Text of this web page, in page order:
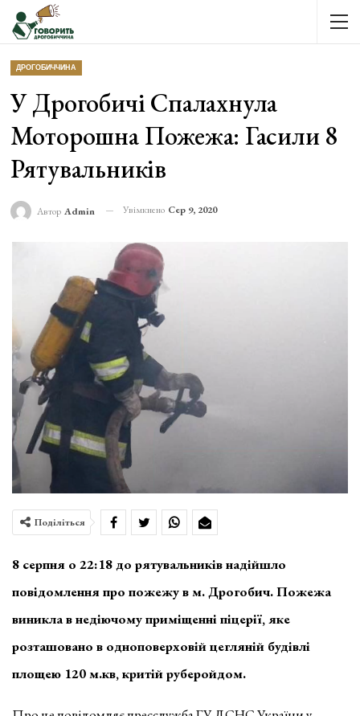
ДРОГОБИЧЧИНА
У Дрогобичі Спалахнула
Моторошна Пожежа: Гасили 8
Рятувальників
Автор Admin Увімкнено Сер 9, 2020
Поділіться
8 серпня о 22:18 до рятувальників надійшло
повідомлення про пожежу в м. Дрогобич. Пожежа
виникла в недіючому приміщенні піцерії, яке
розташовано в одноповерховій цегляній будівлі
площею 120 м.кв, критій руберойдом.